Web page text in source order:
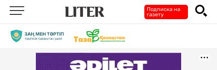
Подписка на
газету